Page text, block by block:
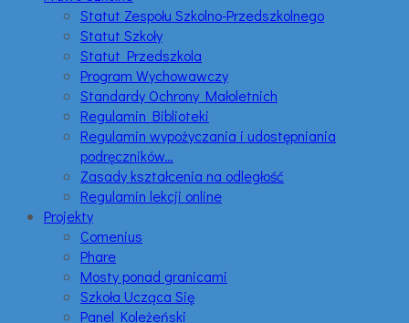
Statut Zespołu Szkolno-Przedszkolnego
Statut Szkoły
Statut Przedszkola
Program Wychowawczy
Standardy Ochrony Małoletnich
Regulamin Biblioteki
Regulamin wypożyczania i udostępniania
podręczników…
Zasady kształcenia na odległość
Regulamin lekcji online
Projekty
Comenius
Phare
Mosty ponad granicami
Szkoła Ucząca Się
Panel Koleżeński